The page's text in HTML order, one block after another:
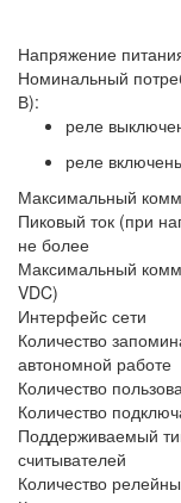
Напряжение
Номинальный
В):
реле
реле
Максимальный
Пиковый ток (при
не более
Максимальный
VDC)
Интерфейс сети
Количество
автономной работе
Количество
Количество
Поддерживаемый
считывателей
Количество